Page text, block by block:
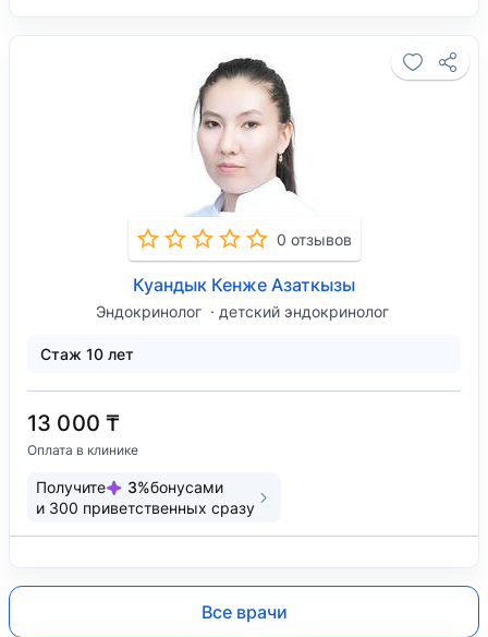
0 отзывов
Куандык Кенже Азаткызы
Эндокринолог детский эндокринолог
Стаж 10 лет
13 000 ₸
Оплата в клинике
Получите 3%бонусами
и 300 приветственных сразу
Все врачи